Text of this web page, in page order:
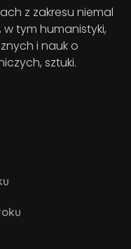
z zakresu niemal
tym humanistyki,
i nauk o
sztuki.